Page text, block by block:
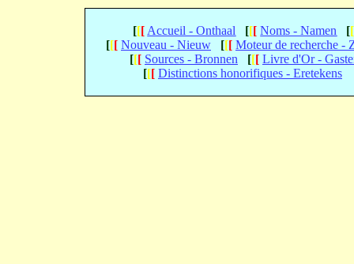
[[[ Accueil - Onthaal [[[ Noms - Namen [[
[[[ Nouveau - Nieuw [[[ Moteur de recherche -
[[[ Sources - Bronnen [[[ Livre d'Or -
[[[ Distinctions honorifiques - Eretekens